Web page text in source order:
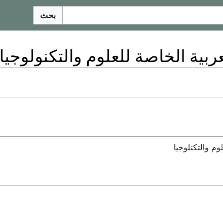
بحث
الخاصة للعلوم والتكنولوجيا
والتكنلوجيا